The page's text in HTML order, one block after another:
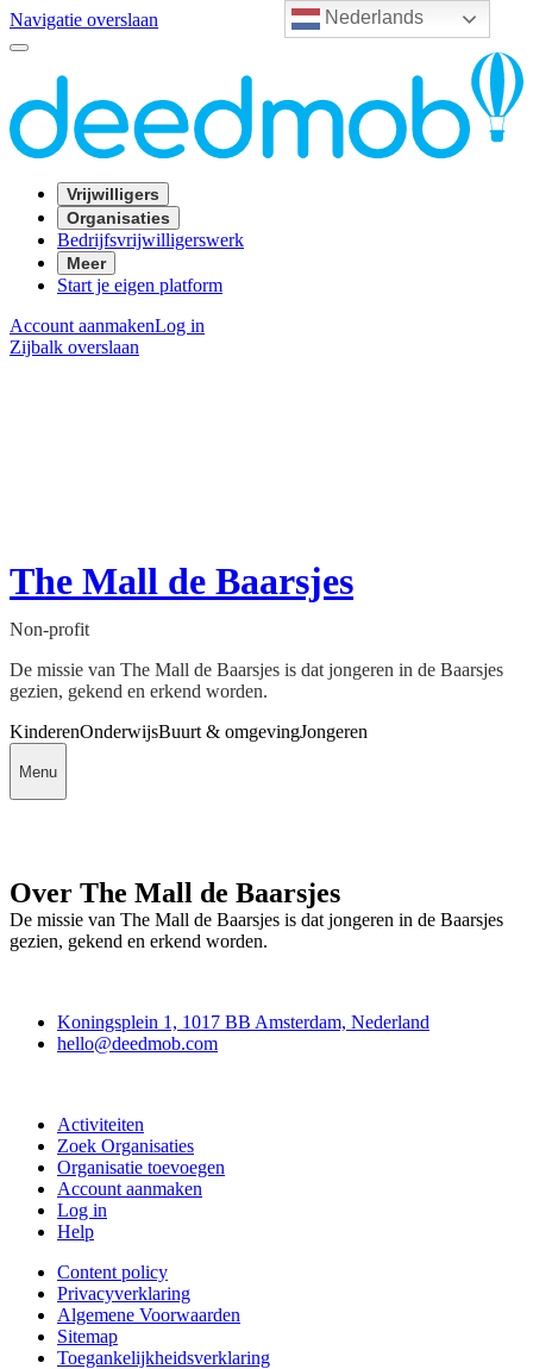
Nederlands
Navigatie overslaan
Vrijwilligers
Organisaties
Bedrijfsvrijwilligerswerk
Meer
Start je eigen platform
Account aanmakenLog in
Zijbalk overslaan
The Mall de Baarsjes
Non-profit
De missie van The Mall de Baarsjes is dat jongeren in de Baarsjes
gezien, gekend en erkend worden.
KinderenOnderwijsBuurt & omgevingJongeren
Menu
Over The Mall de Baarsjes
De missie van The Mall de Baarsjes is dat jongeren in de Baarsjes
gezien, gekend en erkend worden.
Koningsplein 1, 1017 BB Amsterdam, Nederland
hello@deedmob.com
Activiteiten
Zoek Organisaties
Organisatie toevoegen
Account aanmaken
Log in
Help
Content policy
Privacyverklaring
Algemene Voorwaarden
Sitemap
Toegankelijkheidsverklaring